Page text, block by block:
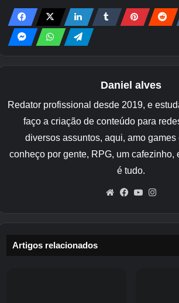
próximo, você está vagando por
polícia, supermercados lotados
e laboratórios escondidos.
investigador que é arrastado
labiríntica sem aviso prévio. Há
quebra-cabeças, coleta de itens
constantes nos ambientes em
As conversas com os
são muito importantes. A história
desvendar relacionamentos
cheio de elementos imaginativos
Daniel alves
Redator profissional desde 2019, e
faço a criação de conteúdo para
diversos assuntos, aqui, amo games
conheço por gente, RPG, um cafezinho,
é tudo.
WebsiteFacebook
YouTube
Artigos relacionados